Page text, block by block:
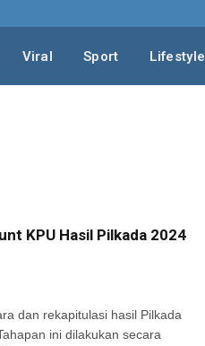
Viral Sport Lifestyle
KPU Hasil Pilkada 2024
dan rekapitulasi hasil Pilkada
ini dilakukan secara